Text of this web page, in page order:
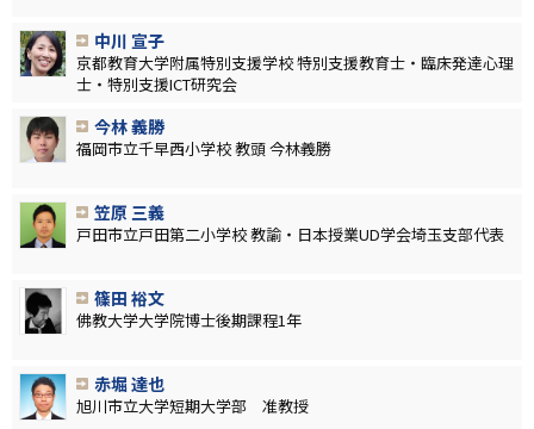
中川 宣子
京都教育大学附属特別支援学校 特別支援教育士・臨床発達心理
士・特別支援ICT研究会
今林 義勝
福岡市立千早西小学校 教頭 今林義勝
笠原 三義
戸田市立戸田第二小学校 教諭・日本授業UD学会埼玉支部代表
篠田 裕文
佛教大学大学院博士後期課程1年
赤堀 達也
旭川市立大学短期大学部 准教授